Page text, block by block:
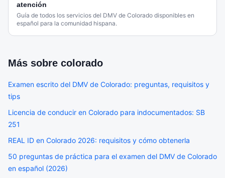
atención
Guía de todos los servicios del DMV de Colorado disponibles en
español para la comunidad hispana.
Más sobre colorado
Examen escrito del DMV de Colorado: preguntas, requisitos y
tips
Licencia de conducir en Colorado para indocumentados: SB
251
REAL ID en Colorado 2026: requisitos y cómo obtenerla
50 preguntas de práctica para el examen del DMV de Colorado
en español (2026)